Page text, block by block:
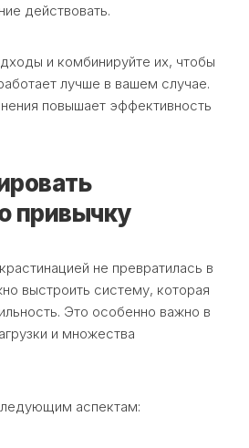
действовать.
и комбинируйте их, чтобы
лучше в вашем случае.
повышает эффективность
привычку
не превратилась в
выстроить систему, которая
Это особенно важно в
и множества
аспектам: